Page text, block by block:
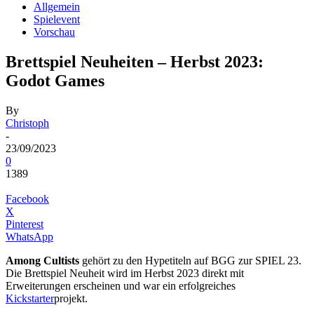
Allgemein
Spielevent
Vorschau
Brettspiel Neuheiten – Herbst 2023:
Godot Games
By
Christoph
-
23/09/2023
0
1389
Facebook
X
Pinterest
WhatsApp
Among Cultists gehört zu den Hypetiteln auf BGG zur SPIEL 23.
Die Brettspiel Neuheit wird im Herbst 2023 direkt mit
Erweiterungen erscheinen und war ein erfolgreiches
Kickstarterprojekt.